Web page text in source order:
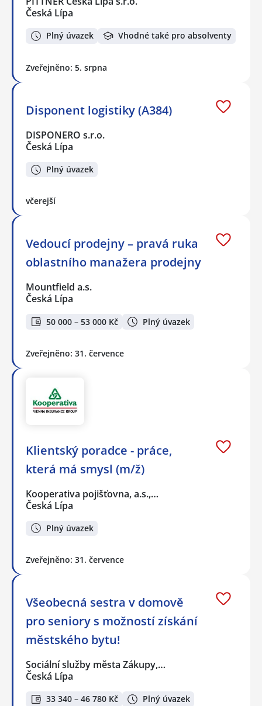
Česká Lípa
Plný úvazek Vhodné také pro absolventy
Zveřejněno: 5. srpna
Disponent logistiky (A384)
DISPONERO s.r.o.
Česká Lípa
Plný úvazek
včerejší
Vedoucí prodejny – pravá ruka
oblastního manažera prodejny
Mountfield a.s.
Česká Lípa
50 000 – 53 000 Kč Plný úvazek
Zveřejněno: 31. července
Klientský poradce - práce,
která má smysl (m/ž)
Kooperativa pojišťovna, a.s.,…
Česká Lípa
Plný úvazek
Zveřejněno: 31. července
Všeobecná sestra v domově
pro seniory s možností získání
městského bytu!
Sociální služby města Zákupy,…
Česká Lípa
33 340 – 46 780 Kč
Plný úvazek